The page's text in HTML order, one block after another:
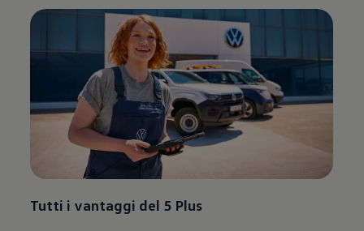
Tutti i vantaggi del 5 Plus